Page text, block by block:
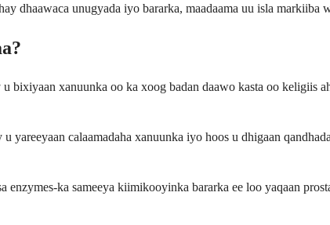
dhaawaca unugyada iyo bararka, maadaama uu isla markiiba
bixiyaan xanuunka oo ka xoog badan daawo kasta oo keligiis
yareeyaan calaamadaha xanuunka iyo hoos u dhigaan
ka sameeya kiimikooyinka bararka ee loo yaqaan